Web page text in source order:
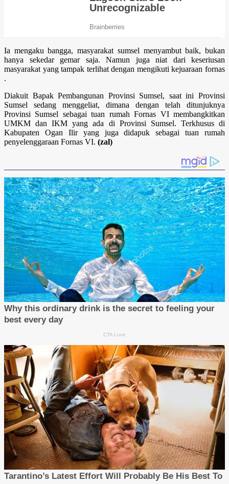
Ia mengaku bangga, masyarakat sumsel menyambut baik, bukan
hanya sekedar gemar saja. Namun juga niat dari keseriusan
masyarakat yang tampak terlihat dengan mengikuti kejuaraan fornas
.
Diakuit Bapak Pembangunan Provinsi Sumsel, saat ini Provinsi
Sumsel sedang menggeliat, dimana dengan telah ditunjuknya
Provinsi Sumsel sebagai tuan rumah Fornas VI membangkitkan
UMKM dan IKM yang ada di Provinsi Sumsel. Terkhusus di
Kabupaten Ogan Ilir yang juga didapuk sebagai tuan rumah
penyelenggaraan Fornas VI. (zal)